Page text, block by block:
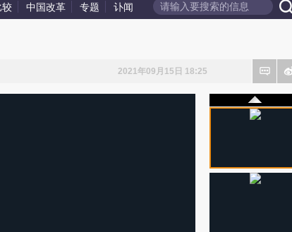
较 中国改革 专题 讣闻
2021年09月15日 18:25